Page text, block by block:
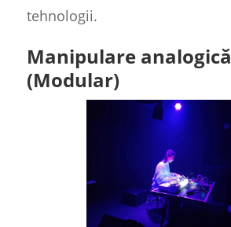
tehnologii.
Manipulare analogică
(Modular)